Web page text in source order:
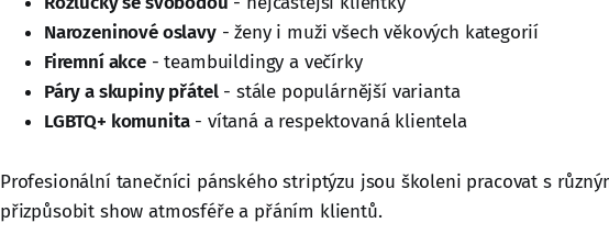
Narozeninové oslavy- ženy i muži všech věkových kategorií
Firemní akce- teambuildingy a večírky
Páry a skupiny přátel- stále populárnější varianta
LGBTQ+ komunita- vítaná a respektovaná klientela
Profesionální tanečníci pánského striptýzu jsou školeni pracovat s
přizpůsobit show atmosféře a přáním klientů.